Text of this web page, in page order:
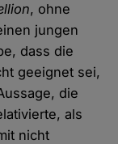
, ohne
jungen
dass die
geeignet sei,
die
als
nicht